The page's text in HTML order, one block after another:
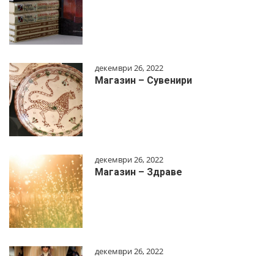
декември 26, 2022
Магазин – Сувенири
декември 26, 2022
Магазин – Здраве
декември 26, 2022